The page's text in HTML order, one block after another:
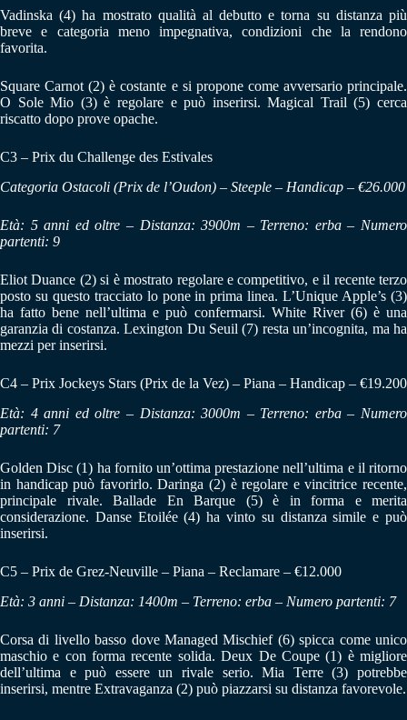
Vadinska (4) ha mostrato qualità al debutto e torna su distanza più
breve e categoria meno impegnativa, condizioni che la rendono
favorita.
Square Carnot (2) è costante e si propone come avversario principale.
O Sole Mio (3) è regolare e può inserirsi. Magical Trail (5) cerca
riscatto dopo prove opache.
C3 – Prix du Challenge des Estivales
Categoria Ostacoli (Prix de l’Oudon) – Steeple – Handicap – €26.000
Età: 5 anni ed oltre – Distanza: 3900m – Terreno: erba – Numero
partenti: 9
Eliot Duance (2) si è mostrato regolare e competitivo, e il recente terzo
posto su questo tracciato lo pone in prima linea. L’Unique Apple’s (3)
ha fatto bene nell’ultima e può confermarsi. White River (6) è una
garanzia di costanza. Lexington Du Seuil (7) resta un’incognita, ma ha
mezzi per inserirsi.
C4 – Prix Jockeys Stars (Prix de la Vez) – Piana – Handicap – €19.200
Età: 4 anni ed oltre – Distanza: 3000m – Terreno: erba – Numero
partenti: 7
Golden Disc (1) ha fornito un’ottima prestazione nell’ultima e il ritorno
in handicap può favorirlo. Daringa (2) è regolare e vincitrice recente,
principale rivale. Ballade En Barque (5) è in forma e merita
considerazione. Danse Etoilée (4) ha vinto su distanza simile e può
inserirsi.
C5 – Prix de Grez-Neuville – Piana – Reclamare – €12.000
Età: 3 anni – Distanza: 1400m – Terreno: erba – Numero partenti: 7
Corsa di livello basso dove Managed Mischief (6) spicca come unico
maschio e con forma recente solida. Deux De Coupe (1) è migliore
dell’ultima e può essere un rivale serio. Mia Terre (3) potrebbe
inserirsi, mentre Extravaganza (2) può piazzarsi su distanza favorevole.